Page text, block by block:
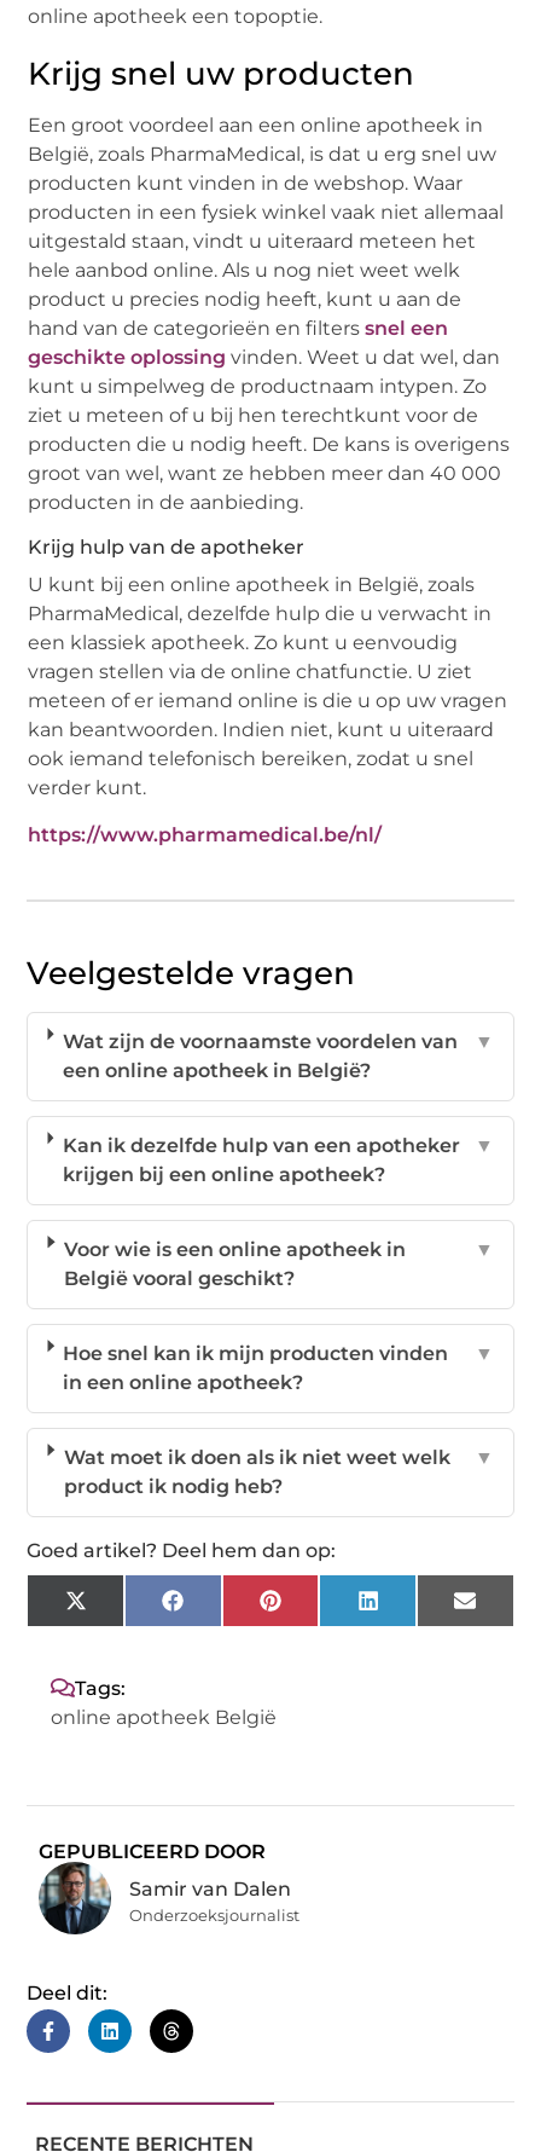
online apotheek een topoptie.
Krijg snel uw producten
Een groot voordeel aan een online apotheek in
België, zoals PharmaMedical, is dat u erg snel uw
producten kunt vinden in de webshop. Waar
producten in een fysiek winkel vaak niet allemaal
uitgestald staan, vindt u uiteraard meteen het
hele aanbod online. Als u nog niet weet welk
product u precies nodig heeft, kunt u aan de
hand van de categorieën en filterssnel een
geschikte oplossing vinden. Weet u dat wel, dan
kunt u simpelweg de productnaam intypen. Zo
ziet u meteen of u bij hen terechtkunt voor de
producten die u nodig heeft. De kans is overigens
groot van wel, want ze hebben meer dan 40 000
producten in de aanbieding.
Krijg hulp van de apotheker
U kunt bij een online apotheek in België, zoals
PharmaMedical, dezelfde hulp die u verwacht in
een klassiek apotheek. Zo kunt u eenvoudig
vragen stellen via de online chatfunctie. U ziet
meteen of er iemand online is die u op uw vragen
kan beantwoorden. Indien niet, kunt u uiteraard
ook iemand telefonisch bereiken, zodat u snel
verder kunt.
https://www.pharmamedical.be/nl/
Veelgestelde vragen
Wat zijn de voornaamste voordelen van
een online apotheek in België?
▼
Kan ik dezelfde hulp van een apotheker
krijgen bij een online apotheek?
▼
Voor wie is een online apotheek in
België vooral geschikt?
▼
Hoe snel kan ik mijn producten vinden
in een online apotheek?
▼
Wat moet ik doen als ik niet weet welk
product ik nodig heb?
▼
Goed artikel? Deel hem dan op:
X
(Twitter)
FacebookPinterestLinkedIn Email
Tags:
online apotheek België
GEPUBLICEERD DOOR
Samir van Dalen
Onderzoeksjournalist
Deel dit:
RECENTE BERICHTEN